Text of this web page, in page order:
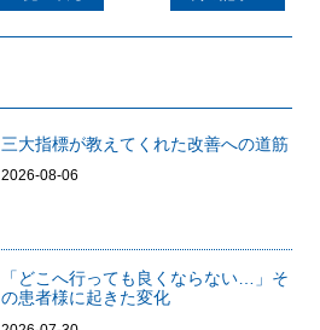
三大指標が教えてくれた改善への道筋
2026-08-06
「どこへ行っても良くならない…」そ
の患者様に起きた変化